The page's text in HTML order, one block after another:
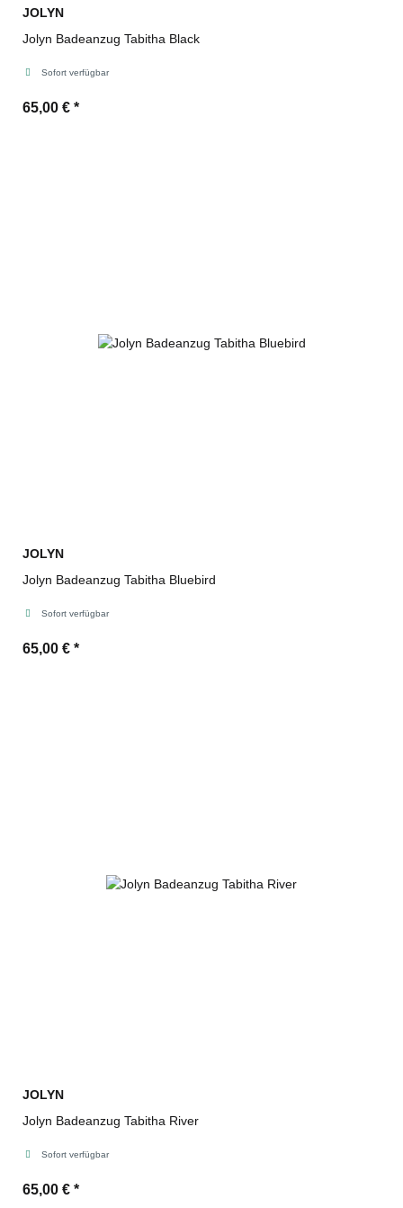
JOLYN
Jolyn Badeanzug Tabitha Black
Sofort verfügbar
65,00 € *
JOLYN
Jolyn Badeanzug Tabitha Bluebird
Sofort verfügbar
65,00 € *
JOLYN
Jolyn Badeanzug Tabitha River
Sofort verfügbar
65,00 € *